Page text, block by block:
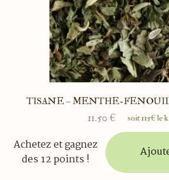
TISANE – MENTHE-FENOUIL
11.50 € soit 115€ le
Achetez et gagnez
des 12 points !